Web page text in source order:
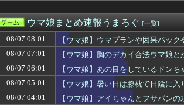
【ウマ娘】アイちゃんとフサパンの水着、DKPI
【ウマ娘】今日はボサボサな忠犬ミラ公たち
【ウマ娘】昔の水着がそのまま入るジャーニー…
世間では神ゲーと言われているが個人的にはクソ
FE万紫千紅さん、巨乳美少女を出してしまうｗｗ
ヤムチャは繰気弾を強化していくべきだった
【朗報】カプコン「デジタル販売が約9割、ディ
【ウマ娘】友人サポカの序盤あるある。「後に回
桜木花道がモテないわけないだろwwwwww
ウマ娘まとめ速報うまろぐ [一覧]
08/07 08:01
【ウマ娘】ウマプランや因果パッ
08/07 07:01
【ウマ娘】胸のデカイ合法ウマ娘
08/07 06:01
【ウマ娘】あの目をしているドン
08/07 05:01
【ウマ娘】暑い日は膝枕で日陰に
08/07 04:01
【ウマ娘】アイちゃんとフサパン